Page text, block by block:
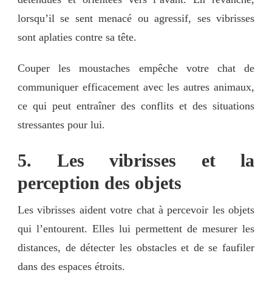
lorsqu’il se sent menacé ou agressif, ses vibrisses
sont aplaties contre sa tête.
Couper les moustaches empêche votre chat de
communiquer efficacement avec les autres animaux,
ce qui peut entraîner des conflits et des situations
stressantes pour lui.
5. Les vibrisses et la
perception des objets
Les vibrisses aident votre chat à percevoir les objets
qui l’entourent. Elles lui permettent de mesurer les
distances, de détecter les obstacles et de se faufiler
dans des espaces étroits.